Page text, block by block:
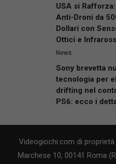
USA si
Anti-Droni da
Dollari con
Ottici e
News
Sony brevetta
tecnologia per
drifting nel
PS6: ecco i
Videogiochi.com di proprietà
Marchese 10, 00141 Roma